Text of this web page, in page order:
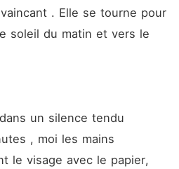
. Elle se tourne pour
soleil du matin et vers le
un silence tendu
, moi les mains
le visage avec le papier,